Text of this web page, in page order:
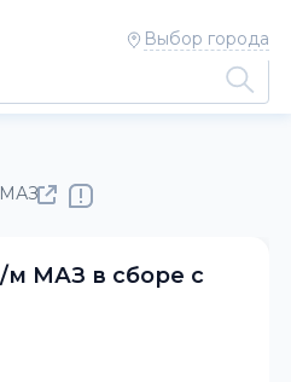
Выбор города
МАЗ, НЕФАЗ, ЗИЛ, ГАЗ, ПАЗ, ВАЗ
м МАЗ в сборе с